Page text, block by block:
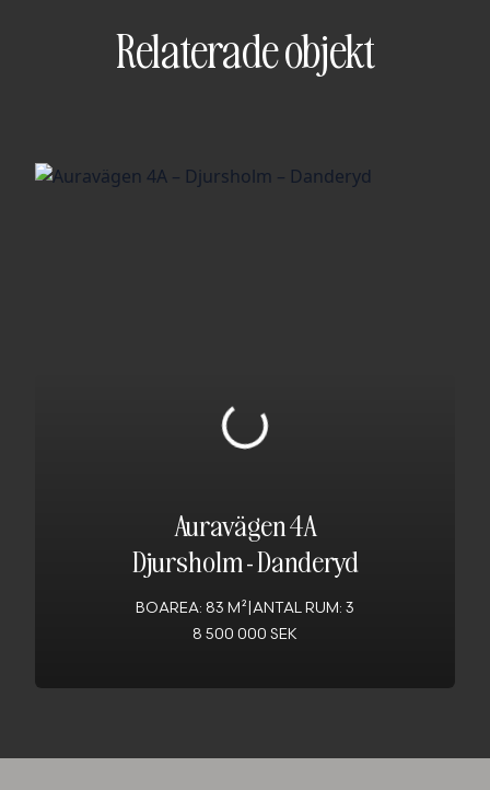
Relaterade objekt
Auravägen 4A
Djursholm-Danderyd
BOAREA: 83 M² ANTAL RUM: 3
8 500 000 SEK